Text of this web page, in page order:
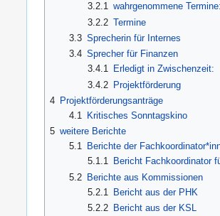
3.2.1 wahrgenommene
3.2.2 Termine
3.3 Sprecherin für Internes
3.4 Sprecher für Finanzen
3.4.1 Erledigt in Zwischenzeit:
3.4.2 Projektförderung
4 Projektförderungsanträge
4.1
Kritisches Sonntagskino
5 weitere Berichte
5.1
Berichte der
5.1.1 Bericht Fachkoordinator
5.2 Berichte aus Kommissionen
5.2.1
Bericht aus der PHK
5.2.2 Bericht aus der KSL